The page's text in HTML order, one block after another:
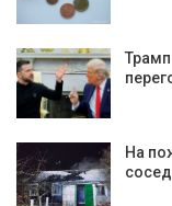
На